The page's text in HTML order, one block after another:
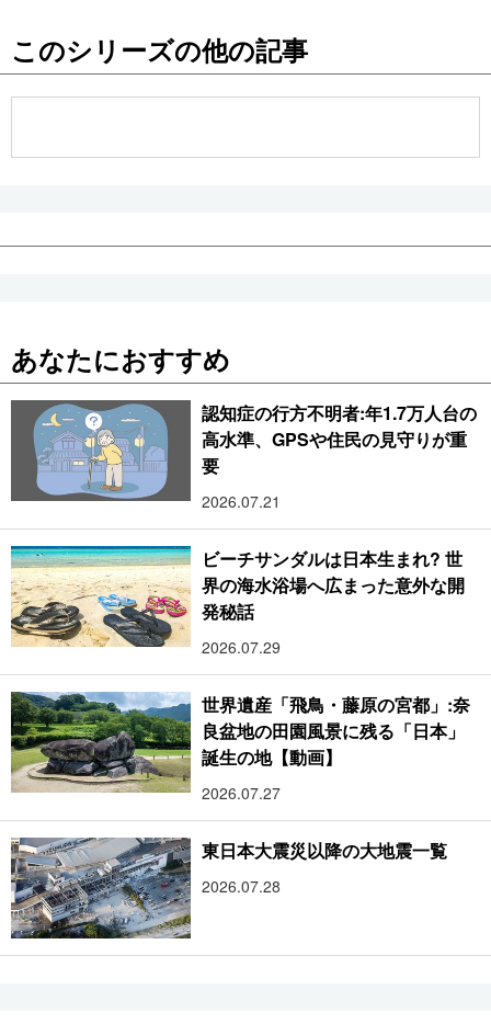
お知らせ
このシリーズの他の記事
あなたにおすすめ
認知症の行方不明者:年1.7万人台の
高水準、GPSや住民の見守りが重
要
2026.07.21
ビーチサンダルは日本生まれ? 世
界の海水浴場へ広まった意外な開
発秘話
2026.07.29
世界遺産「飛鳥・藤原の宮都」:奈
良盆地の田園風景に残る「日本」
誕生の地【動画】
2026.07.27
東日本大震災以降の大地震一覧
2026.07.28